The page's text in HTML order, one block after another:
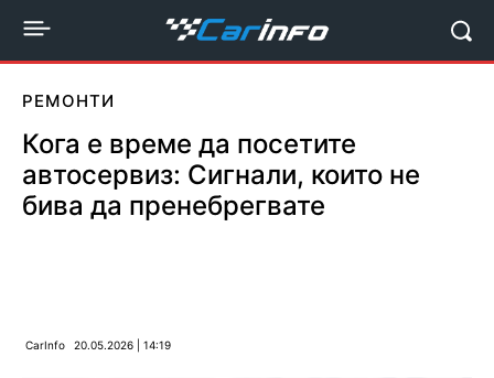
РЕМОНТИ
Кога е време да посетите
автосервиз: Сигнали, които не
бива да пренебрегвате
CarInfo 20.05.2026 | 14:19